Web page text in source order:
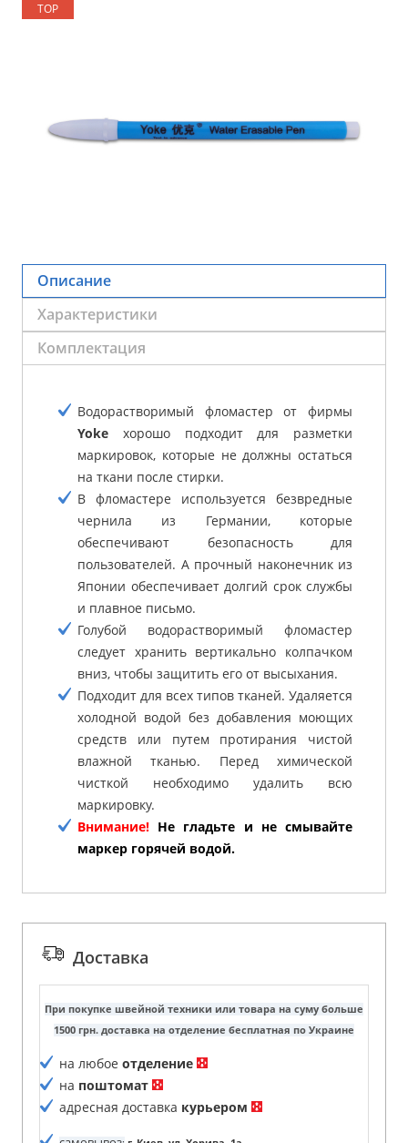
TOP
TOP
Описание
Характеристики
Комплектация
Водорастворимый фломастер от фирмы
Yoke хорошо подходит для разметки
маркировок, которые не должны остаться
на ткани после стирки.
В фломастере используется безвредные
чернила из Германии, которые
обеспечивают безопасность для
пользователей. А прочный наконечник из
Японии обеспечивает долгий срок службы
и плавное письмо.
Голубой водорастворимый фломастер
следует хранить вертикально колпачком
вниз, чтобы защитить его от высыхания.
Подходит для всех типов тканей. Удаляется
холодной водой без добавления моющих
средств или путем протирания чистой
влажной тканью. Перед химической
чисткой необходимо удалить всю
маркировку.
Внимание! Не гладьте и не смывайте
маркер горячей водой.
Доставка
При покупке швейной техники или товара на суму больше
1500 грн. доставка на отделение бесплатная по Украине
на любое отделение
на поштомат
адресная доставка курьером